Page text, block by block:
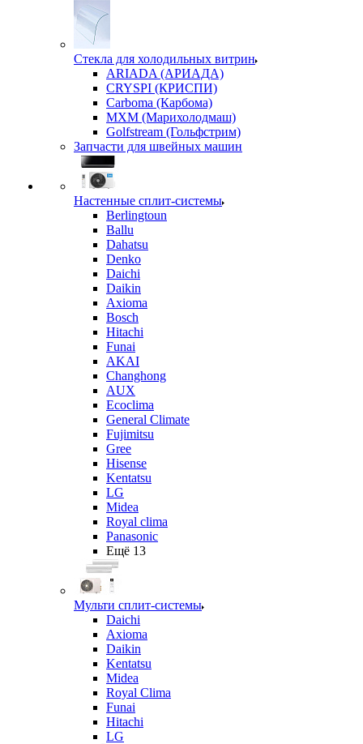
Стекла для холодильных витрин
ARIADA (АРИАДА)
CRYSPI (КРИСПИ)
Carboma (Карбома)
MXM (Марихолодмаш)
Golfstream (Гольфстрим)
Запчасти для швейных машин
Настенные сплит-системы
Berlingtoun
Ballu
Dahatsu
Denko
Daichi
Daikin
Axioma
Bosch
Hitachi
Funai
AKAI
Changhong
AUX
Ecoclima
General Climate
Fujimitsu
Gree
Hisense
Kentatsu
LG
Midea
Royal clima
Panasonic
Ещё 13
Мульти сплит-системы
Daichi
Axioma
Daikin
Kentatsu
Midea
Royal Clima
Funai
Hitachi
LG